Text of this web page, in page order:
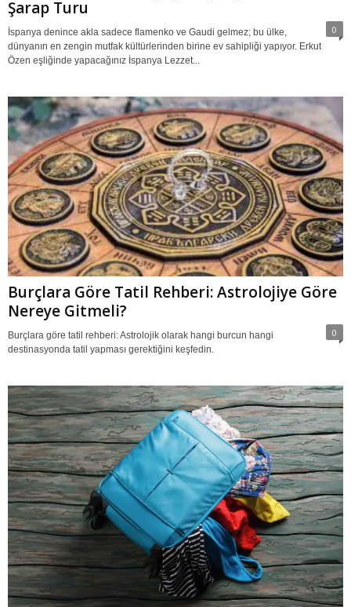
Şarap Turu
0
İspanya denince akla sadece flamenko ve Gaudi gelmez; bu ülke,
dünyanın en zengin mutfak kültürlerinden birine ev sahipliği yapıyor. Erkut
Özen eşliğinde yapacağınız İspanya Lezzet...
Burçlara Göre Tatil Rehberi: Astrolojiye Göre
Nereye Gitmeli?
0
Burçlara göre tatil rehberi: Astrolojik olarak hangi burcun hangi
destinasyonda tatil yapması gerektiğini keşfedin.